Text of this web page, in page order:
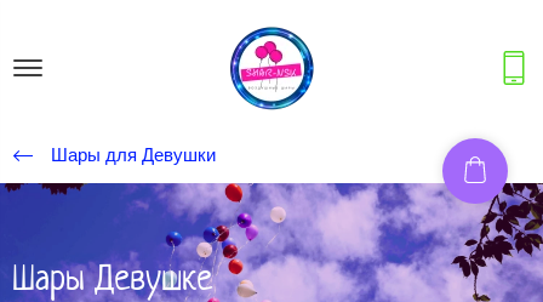
Шары для Девушки
Шары Девушке